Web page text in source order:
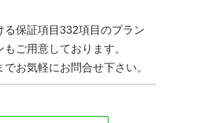
保証項目332項目のプラン
ご用意しております。
お気軽にお問合せ下さい。